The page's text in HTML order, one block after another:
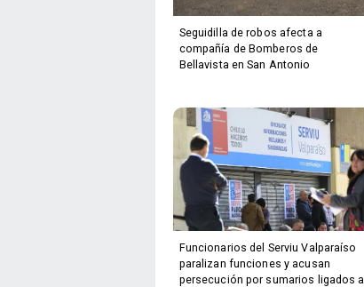
Seguidilla de robos afecta a
compañía de Bomberos de
Bellavista en San Antonio
Funcionarios del Serviu Valparaíso
paralizan funciones y acusan
persecución por sumarios ligados a